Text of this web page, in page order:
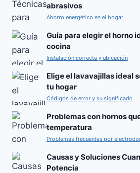
abrasivos
Ahorro energético en el hogar
Guía para elegir el horno
cocina
Instalación correcta y ubicación
Elige el lavavajillas ideal
tu hogar
Códigos de error y su significado
Problemas con hornos
temperatura
Problemas frecuentes por
Causas y Soluciones
Potencia